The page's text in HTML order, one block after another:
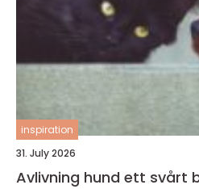
inspiration
31. July 2026
Avlivning hund ett svårt beslut med omsorg i